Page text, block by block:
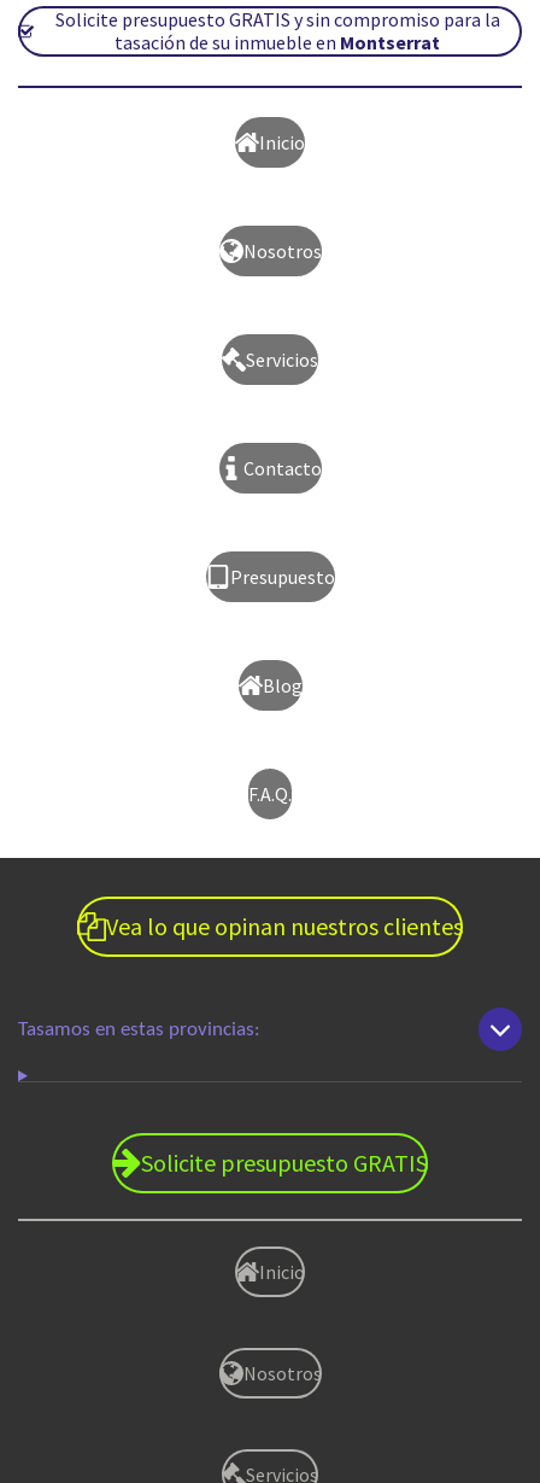
Solicite presupuesto GRATIS y sin compromiso para la
tasación de su inmueble en Montserrat
Inicio
Nosotros
Servicios
Contacto
Presupuesto
Blog
F.A.Q.
Vea lo que opinan nuestros clientes
Tasamos en estas provincias:
Solicite presupuesto GRATIS
Inicio
Nosotros
Servicios